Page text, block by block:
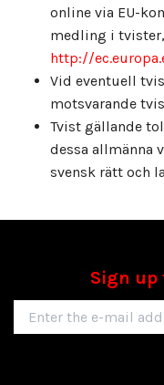
online via EU-
medling i
http://
Vid eventuell
motsvarande
Tvist gällande
dessa allmänna
svensk rätt och
Sign up